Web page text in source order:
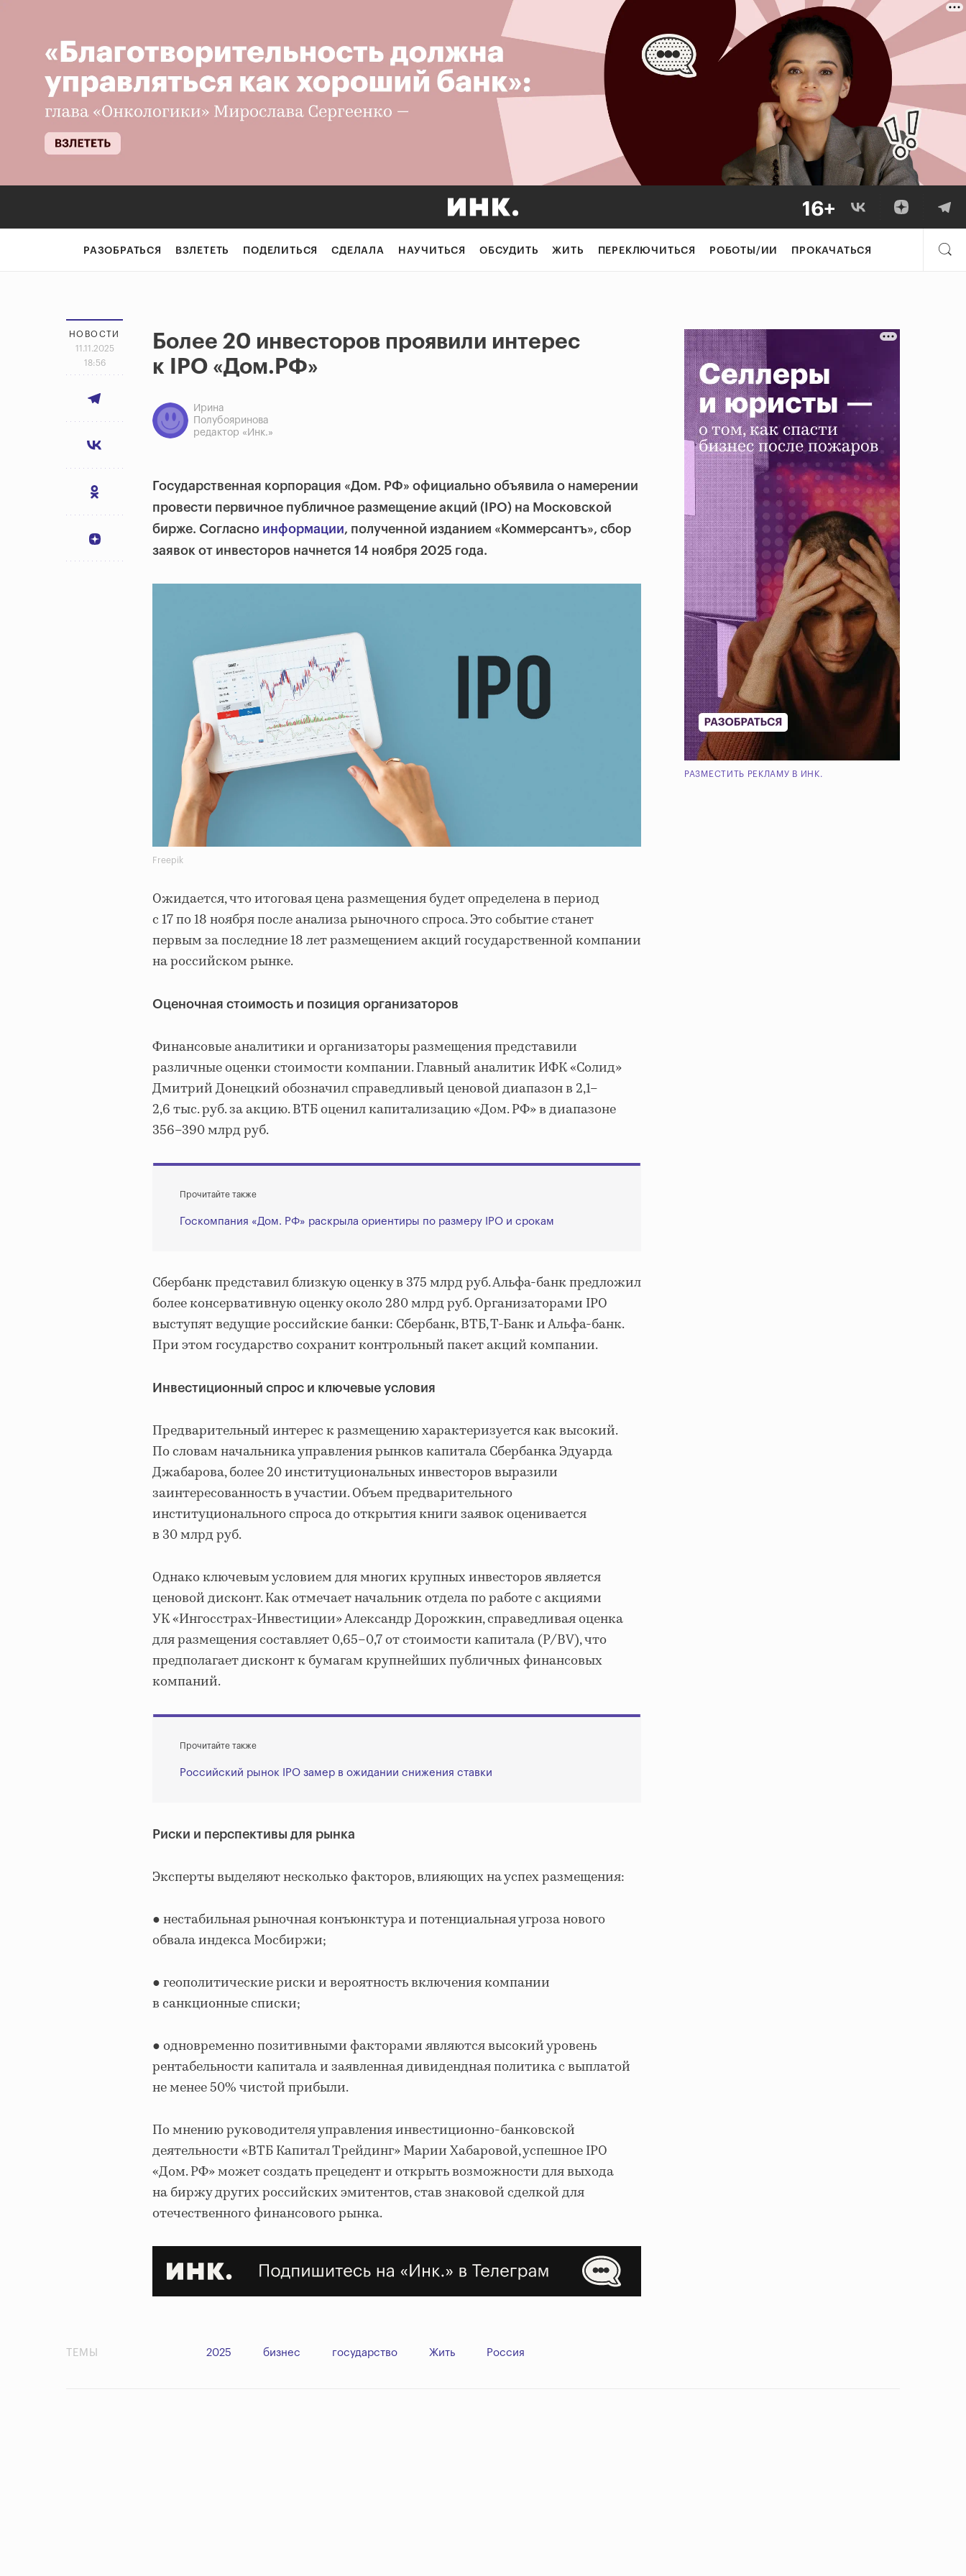
РАЗОБРАТЬСЯ ВЗЛЕТЕТЬ ПОДЕЛИТЬСЯ СДЕЛАЛА НАУЧИТЬСЯ ОБСУДИТЬ ЖИТЬ ПЕРЕКЛЮЧИТЬСЯ РОБОТЫ/ИИ ПРОКАЧАТЬСЯ
НОВОСТИ
11.11.2025
18:56
Более 20 инвесторов проявили интерес
к IPO «Дом.РФ»
Ирина
Полубояринова
редактор «Инк.»
Государственная корпорация «Дом. РФ» официально объявила о намерении
провести первичное публичное размещение акций (IPO) на Московской
бирже. Согласно информации, полученной изданием «Коммерсантъ», сбор
заявок от инвесторов начнется 14 ноября 2025 года.
Freepik
Ожидается, что итоговая цена размещения будет определена в период
с 17 по 18 ноября после анализа рыночного спроса. Это событие станет
первым за последние 18 лет размещением акций государственной компании
на российском рынке.
Оценочная стоимость и позиция организаторов
Финансовые аналитики и организаторы размещения представили
различные оценки стоимости компании. Главный аналитик ИФК «Солид»
Дмитрий Донецкий обозначил справедливый ценовой диапазон в 2,1–
2,6 тыс. руб. за акцию. ВТБ оценил капитализацию «Дом. РФ» в диапазоне
356–390 млрд руб.
Прочитайте также
Госкомпания «Дом. РФ» раскрыла ориентиры по размеру IPO и срокам
Сбербанк представил близкую оценку в 375 млрд руб. Альфа-банк предложил
более консервативную оценку около 280 млрд руб. Организаторами IPO
выступят ведущие российские банки: Сбербанк, ВТБ, Т-Банк и Альфа-банк.
При этом государство сохранит контрольный пакет акций компании.
Инвестиционный спрос и ключевые условия
Предварительный интерес к размещению характеризуется как высокий.
По словам начальника управления рынков капитала Сбербанка Эдуарда
Джабарова, более 20 институциональных инвесторов выразили
заинтересованность в участии. Объем предварительного
институционального спроса до открытия книги заявок оценивается
в 30 млрд руб.
Однако ключевым условием для многих крупных инвесторов является
ценовой дисконт. Как отмечает начальник отдела по работе с акциями
УК «Ингосстрах-Инвестиции» Александр Дорожкин, справедливая оценка
для размещения составляет 0,65–0,7 от стоимости капитала (P/BV), что
предполагает дисконт к бумагам крупнейших публичных финансовых
компаний.
Прочитайте также
Российский рынок IPO замер в ожидании снижения ставки
Риски и перспективы для рынка
Эксперты выделяют несколько факторов, влияющих на успех размещения:
● нестабильная рыночная конъюнктура и потенциальная угроза нового
обвала индекса Мосбиржи;
● геополитические риски и вероятность включения компании
в санкционные списки;
● одновременно позитивными факторами являются высокий уровень
рентабельности капитала и заявленная дивидендная политика с выплатой
не менее 50% чистой прибыли.
По мнению руководителя управления инвестиционно-банковской
деятельности «ВТБ Капитал Трейдинг» Марии Хабаровой, успешное IPO
«Дом. РФ» может создать прецедент и открыть возможности для выхода
на биржу других российских эмитентов, став знаковой сделкой для
отечественного финансового рынка.
РАЗМЕСТИТЬ РЕКЛАМУ В ИНК.
ТЕМЫ 2025 бизнес государство Жить Россия